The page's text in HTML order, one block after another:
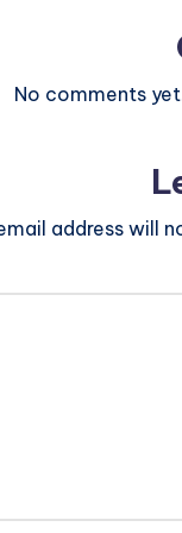
No comments
address will